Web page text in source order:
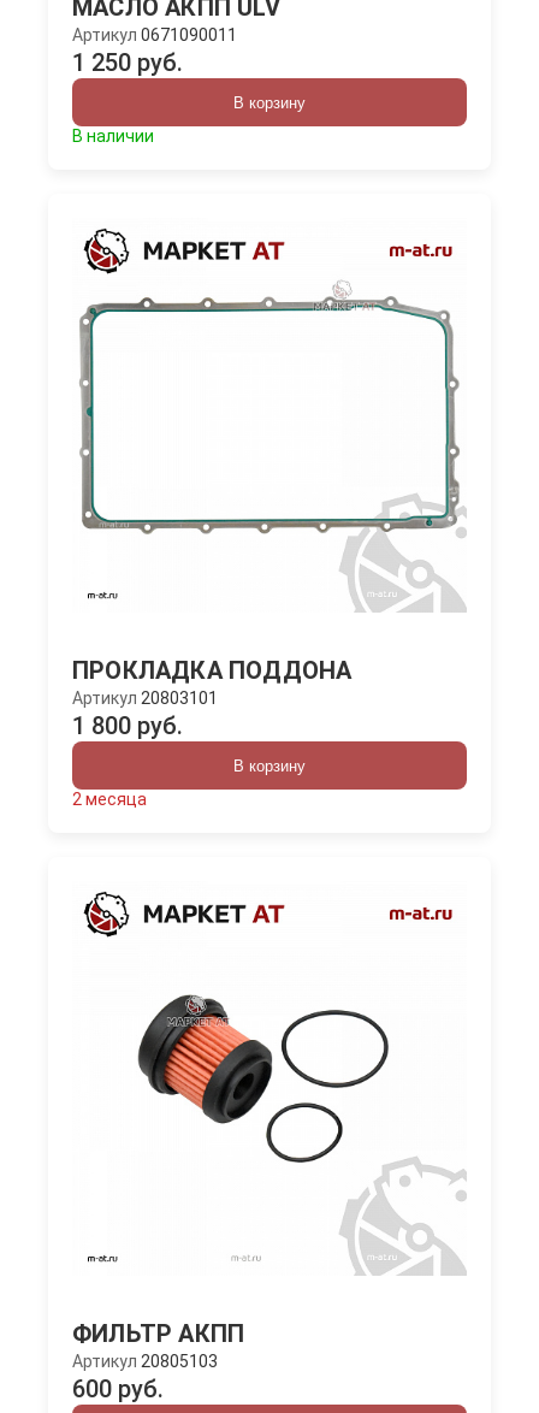
МАСЛО АКПП ULV
Артикул 0671090011
1 250 руб.
В корзину
В наличии
ПРОКЛАДКА ПОДДОНА
Артикул 20803101
1 800 руб.
В корзину
2 месяца
ФИЛЬТР АКПП
Артикул 20805103
600 руб.